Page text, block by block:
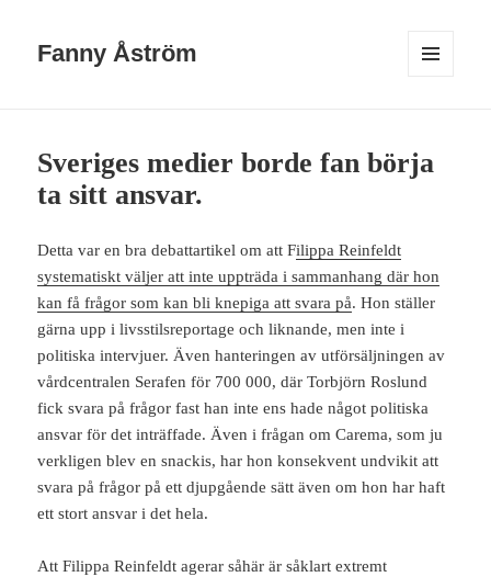
Fanny Åström
Sveriges medier borde fan börja
ta sitt ansvar.
Detta var en bra debattartikel om att Filippa Reinfeldt
systematiskt väljer att inte uppträda i sammanhang där hon
kan få frågor som kan bli knepiga att svara på. Hon ställer
gärna upp i livsstilsreportage och liknande, men inte i
politiska intervjuer. Även hanteringen av utförsäljningen av
vårdcentralen Serafen för 700 000, där Torbjörn Roslund
fick svara på frågor fast han inte ens hade något politiska
ansvar för det inträffade. Även i frågan om Carema, som ju
verkligen blev en snackis, har hon konsekvent undvikit att
svara på frågor på ett djupgående sätt även om hon har haft
ett stort ansvar i det hela.
Att Filippa Reinfeldt agerar såhär är såklart extremt